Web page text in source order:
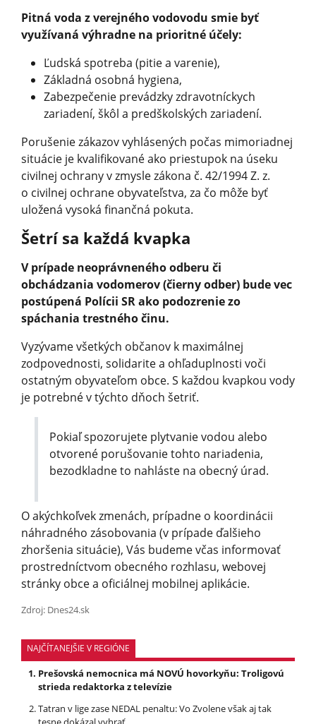
Pitná voda z verejného vodovodu smie byť
využívaná výhradne na prioritné účely:
Ľudská spotreba (pitie a varenie),
Základná osobná hygiena,
Zabezpečenie prevádzky zdravotníckych
zariadení, škôl a predškolských zariadení.
Porušenie zákazov vyhlásených počas mimoriadnej
situácie je kvalifikované ako priestupok na úseku
civilnej ochrany v zmysle zákona č. 42/1994 Z. z.
o civilnej ochrane obyvateľstva, za čo môže byť
uložená vysoká finančná pokuta.
Šetrí sa každá kvapka
V prípade neoprávneného odberu či
obchádzania vodomerov (čierny odber) bude vec
postúpená Polícii SR ako podozrenie zo
spáchania trestného činu.
Vyzývame všetkých občanov k maximálnej
zodpovednosti, solidarite a ohľaduplnosti voči
ostatným obyvateľom obce. S každou kvapkou vody
je potrebné v týchto dňoch šetriť.
Pokiaľ spozorujete plytvanie vodou alebo
otvorené porušovanie tohto nariadenia,
bezodkladne to nahláste na obecný úrad.
O akýchkoľvek zmenách, prípadne o koordinácii
náhradného zásobovania (v prípade ďalšieho
zhoršenia situácie), Vás budeme včas informovať
prostredníctvom obecného rozhlasu, webovej
stránky obce a oficiálnej mobilnej aplikácie.
Zdroj: Dnes24.sk
NAJČÍTANEJŠIE V REGIÓNE
Prešovská nemocnica má NOVÚ hovorkyňu: Troligovú
strieda redaktorka z televízie
Tatran v lige zase NEDAL penaltu: Vo Zvolene však aj tak